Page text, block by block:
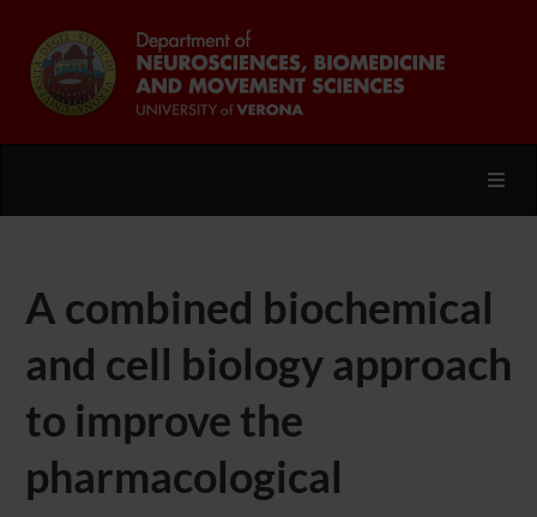
A combined biochemical
and cell biology approach
to improve the
pharmacological